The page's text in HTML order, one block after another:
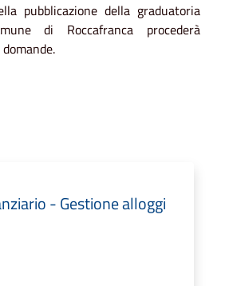
pubblicazione della graduatoria
di Roccafranca procederà
- Gestione alloggi